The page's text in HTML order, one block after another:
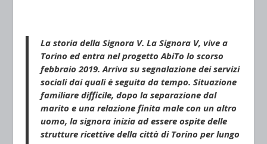
La storia della Signora V. La Signora V, vive a
Torino ed entra nel progetto AbiTo lo scorso
febbraio 2019. Arriva su segnalazione dei servizi
sociali dai quali è seguita da tempo. Situazione
familiare difficile, dopo la separazione dal
marito e una relazione finita male con un altro
uomo, la signora inizia ad essere ospite delle
strutture ricettive della città di Torino per lungo